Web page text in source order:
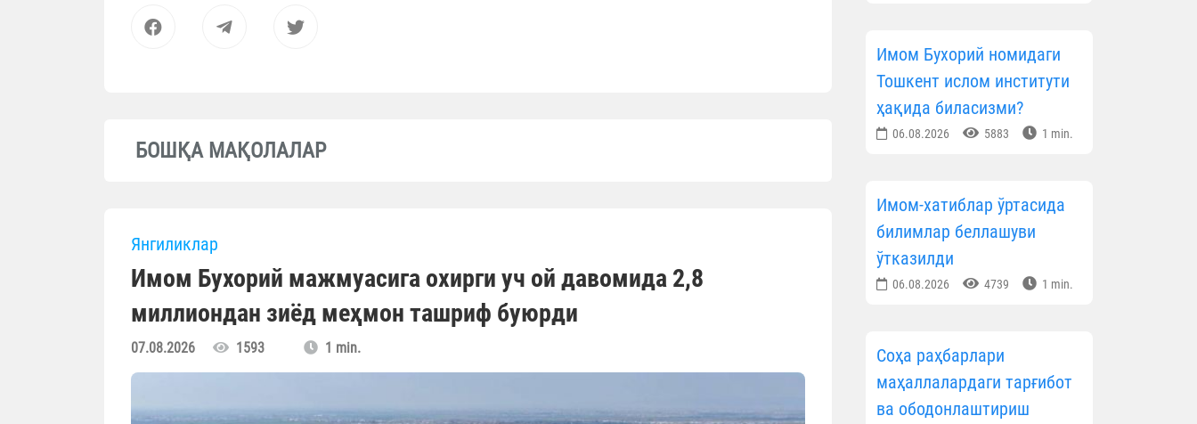
БОШҚА МАҚОЛАЛАР
Янгиликлар
Имом Бухорий мажмуасига охирги уч ой давомида 2,8
миллиондан зиёд меҳмон ташриф буюрди
07.08.2026 1593 1 min.
Имом Бухорий номидаги
Тошкент ислом институти
ҳақида биласизми?
06.08.2026 5883 1 min.
Имом-хатиблар ўртасида
билимлар беллашуви
ўтказилди
06.08.2026 4739 1 min.
Соҳа раҳбарлари
маҳаллалардаги тарғибот
ва ободонлаштириш